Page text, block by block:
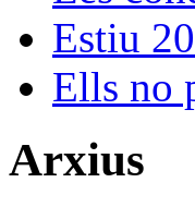
Estiu
Ells no
Arxius